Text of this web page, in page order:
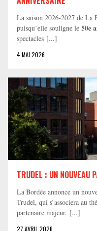
La saison 2026-2027 de La
puisqu’elle souligne le 50e
spectacles [...]
4 MAI 2026
TRUDEL : UN NOUVEAU
La Bordée annonce un
Trudel, qui s’associera au
partenaire majeur. [...]
27 AVRIL 2026